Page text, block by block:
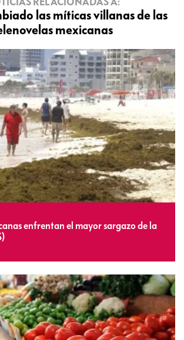
las míticas villanas de las
mexicanas
enfrentan el mayor sargazo de la